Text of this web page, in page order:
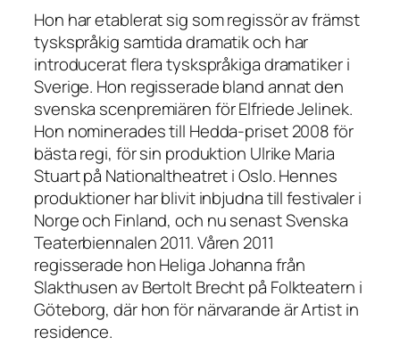
Hon har etablerat sig som regissör av främst
tyskspråkig samtida dramatik och har
introducerat flera tyskspråkiga dramatiker i
Sverige. Hon regisserade bland annat den
svenska scenpremiären för Elfriede Jelinek.
Hon nominerades till Hedda-priset 2008 för
bästa regi, för sin produktion Ulrike Maria
Stuart på Nationaltheatret i Oslo. Hennes
produktioner har blivit inbjudna till festivaler i
Norge och Finland, och nu senast Svenska
Teaterbiennalen 2011. Våren 2011
regisserade honHeliga Johanna från
Slakthusenav Bertolt Brecht på Folkteatern i
Göteborg, där hon för närvarande är Artist in
residence.